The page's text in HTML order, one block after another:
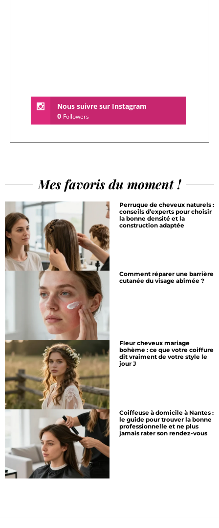
Nous suivre sur Instagram
0 Followers
Mes favoris du moment !
Perruque de cheveux naturels :
conseils d’experts pour choisir
la bonne densité et la
construction adaptée
Comment réparer une barrière
cutanée du visage abîmée ?
Fleur cheveux mariage
bohème : ce que votre coiffure
dit vraiment de votre style le
jour J
Coiffeuse à domicile à Nantes :
le guide pour trouver la bonne
professionnelle et ne plus
jamais rater son rendez-vous